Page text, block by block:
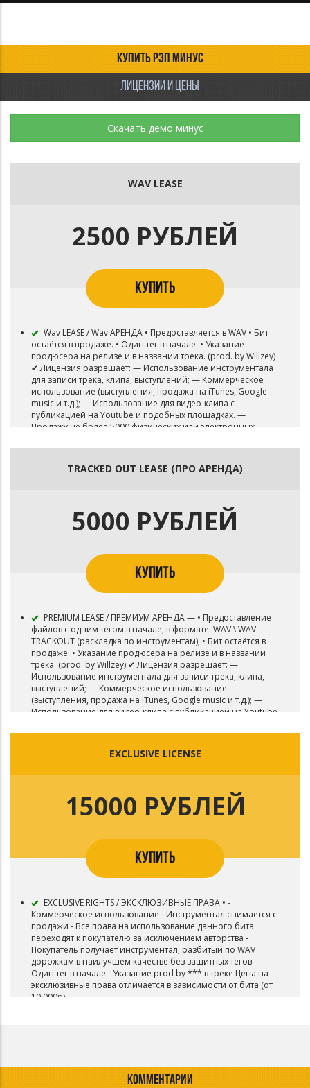
КУПИТЬ РЭП МИНУС
ЛИЦЕНЗИИ И ЦЕНЫ
Скачать демо минус
WAV LEASE
2500 РУБЛЕЙ
КУПИТЬ
Wav LEASE / Wav АРЕНДА • Предоставляется в WAV • Бит
остаётся в продаже. • Один тег в начале. • Указание
продюсера на релизе и в названии трека. (prod. by Willzey)
✔ Лицензия разрешает: — Использование инструментала
для записи трека, клипа, выступлений; — Коммерческое
использование (выступления, продажа на iTunes, Google
music и т.д.); — Использование для видео-клипа с
публикацией на Youtube и подобных площадках. —
Продажу не более 5000 физических или электронных
автора.
TRACKED OUT LEASE (ПРО АРЕНДА)
5000 РУБЛЕЙ
КУПИТЬ
PREMIUM LEASE / ПРЕМИУМ АРЕНДА — • Предоставление
файлов с одним тегом в начале, в формате: WAV \ WAV
TRACKOUT (раскладка по инструментам); • Бит остаётся в
продаже. • Указание продюсера на релизе и в названии
трека. (prod. by Willzey) ✔ Лицензия разрешает: —
Использование инструментала для записи трека, клипа,
выступлений; — Коммерческое использование
(выступления, продажа на iTunes, Google music и т.д.); —
Использование для видео-клипа с публикацией на Youtube
EXCLUSIVE LICENSE
15000 РУБЛЕЙ
КУПИТЬ
EXCLUSIVE RIGHTS / ЭКСКЛЮЗИВНЫЕ ПРАВА • -
Коммерческое использование - Инструментал снимается с
продажи - Все права на использование данного бита
переходят к покупателю за исключением авторства -
Покупатель получает инструментал, разбитый по WAV
дорожкам в наилучшем качестве без защитных тегов -
Один тег в начале - Указание prod by *** в треке Цена на
эксклюзивные права отличается в зависимости от бита (от
10.000р)
КОММЕНТАРИИ